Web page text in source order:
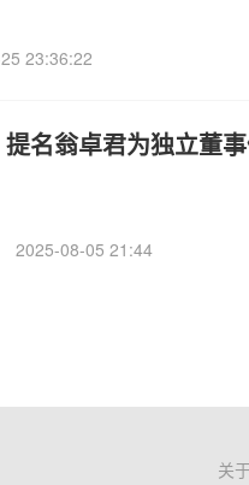
23:36:22
名翁卓君为独立董
2025-08-05 21:44
关